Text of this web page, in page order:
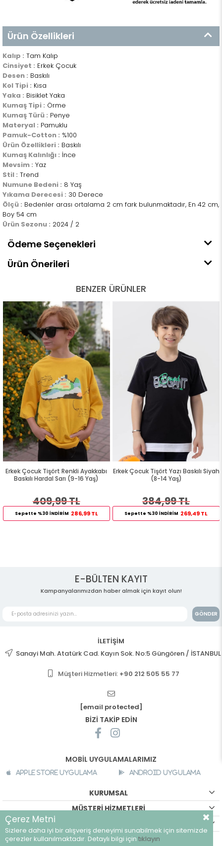
Ürün Özellikleri
Kalıp : Tam Kalıp
Cinsiyet : Erkek Çocuk
Desen : Baskılı
Kol Tipi : Kısa
Yaka : Bisiklet Yaka
Kumaş Tipi : Örme
Kumaş Türü : Penye
Materyal : Pamuklu
Pamuk-Cotton : %100
Ürün Özellikleri : Baskılı
Kumaş Kalınlığı : İnce
Mevsim : Yaz
Stil : Trend
Numune Bedeni : 8 Yaş
Yıkama Derecesi : 30 Derece
Ölçü : Bedenler arası ortalama 2 cm fark bulunmaktadır, En 42 cm,
Boy 54 cm
Ürün Sezonu : 2024 / 2
Ödeme Seçenekleri
Ürün Önerileri
BENZER ÜRÜNLER
Erkek Çocuk Tişört Renkli Ayakkabı
Baskılı Hardal Sarı (9-16 Yaş)
409,99 TL
Sepette %30 İNDİRİM 286,99 TL
Erkek Çocuk Tişört Yazı Baskılı Siyah
(8-14 Yaş)
384,99 TL
Sepette %30 İNDİRİM 269,49 TL
E-BÜLTEN KAYIT
Kampanyalarımızdan haber almak için kayıt olun!
GÖNDER
İLETİŞİM
Sanayi Mah. Atatürk Cad. Kayın Sok. No:5 Güngören / İSTANBUL
Müşteri Hizmetleri: +90 212 505 55 77
[email protected]
BİZİ TAKİP EDİN
MOBİL UYGULAMALARIMIZ
Apple Store Uygulama Android Uygulama
KURUMSAL
MÜŞTERİ HİZMETLERİ
©breeze.com.tr - Tüm hakları saklıdır.
Çerez Metni
Sizlere daha iyi bir alışveriş deneyimi sunabilmek için sitemizde
çerezler kullanılmaktadır. Detaylı bilgi için tıklayın